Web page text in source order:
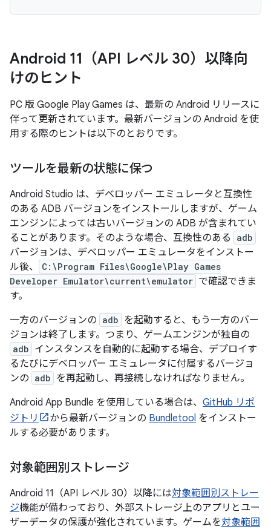
Android 11（API レベル 30）以降向
けのヒント
PC 版 Google Play Games は、最新の Android リリースに
伴って更新されています。最新バージョンの Android を使
用する際のヒントは以下のとおりです。
ツールを最新の状態に保つ
Android Studio は、デベロッパー エミュレータと互換性
のある ADB バージョンをインストールしますが、ゲーム
エンジンによっては古いバージョンの ADB が含まれてい
ることがあります。そのような場合、互換性のある
adb
バージョンは、デベロッパー エミュレータをインストー
ル後、
C:\Program Files\Google\Play Games
Developer Emulator\current\emulator で確認できま
す。
一方のバージョンの adb を起動すると、もう一方のバー
ジョンは終了します。つまり、ゲームエンジンが独自の
adb インスタンスを自動的に起動する場合、デプロイす
るたびにデベロッパー エミュレータに付属するバージョ
ンの adb を再起動し、再接続しなければなりません。
Android App Bundle を使用している場合は、 GitHub リポ
ジトリ
から最新バージョンの Bundletool をインストー
ルする必要があります。
対象範囲別ストレージ
Android 11（API レベル 30）以降には対象範囲別ストレー
ジ機能が備わっており、外部ストレージ上のアプリとユー
ザーデータの保護が強化されています。ゲームを対象範囲